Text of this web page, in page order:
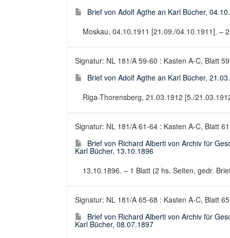
Brief von Adolf Agthe an Karl Bücher,
Moskau, 04.10.1911 [21.09./04.10.1911]. –
Signatur: NL 181/A 59-60 : Kasten A-C, Blatt
Brief von Adolf Agthe an Karl Bücher,
Riga-Thorensberg, 21.03.1912 [5./
Signatur: NL 181/A 61-64 : Kasten A-C, Blatt
Brief von Richard Alberti von Archiv für
Karl Bücher, 13.10.1896
13.10.1896. – 1 Blatt (2 hs. Seiten, gedr.
Signatur: NL 181/A 65-68 : Kasten A-C, Blatt
Brief von Richard Alberti von Archiv für
Karl Bücher, 08.07.1897